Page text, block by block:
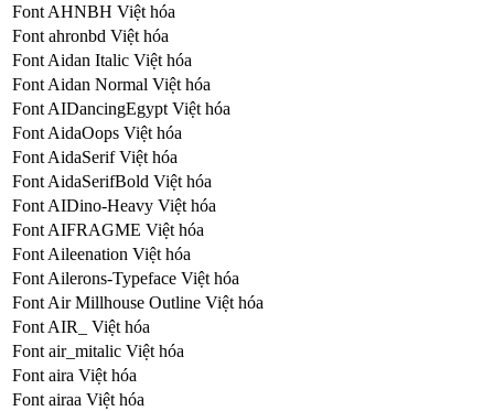
Font AHNBH Việt hóa
Font ahronbd Việt hóa
Font Aidan Italic Việt hóa
Font Aidan Normal Việt hóa
Font AIDancingEgypt Việt hóa
Font AidaOops Việt hóa
Font AidaSerif Việt hóa
Font AidaSerifBold Việt hóa
Font AIDino-Heavy Việt hóa
Font AIFRAGME Việt hóa
Font Aileenation Việt hóa
Font Ailerons-Typeface Việt hóa
Font Air Millhouse Outline Việt hóa
Font AIR_ Việt hóa
Font air_mitalic Việt hóa
Font aira Việt hóa
Font airaa Việt hóa